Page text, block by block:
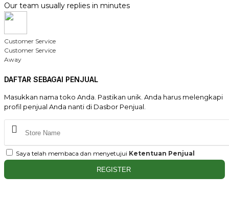
Our team usually replies in minutes
Customer Service
Customer Service
Away
DAFTAR SEBAGAI PENJUAL
Masukkan nama toko Anda. Pastikan unik. Anda harus melengkapi
profil penjual Anda nanti di Dasbor Penjual.
Saya telah membaca dan menyetujui Ketentuan Penjual
REGISTER